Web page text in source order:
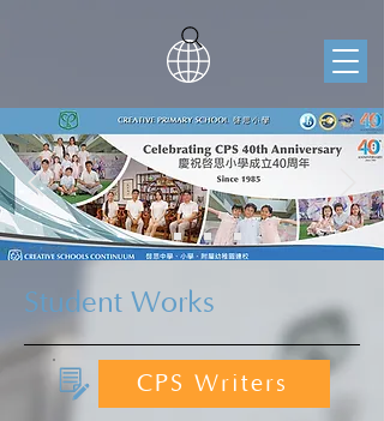
Student Works
CPS Writers